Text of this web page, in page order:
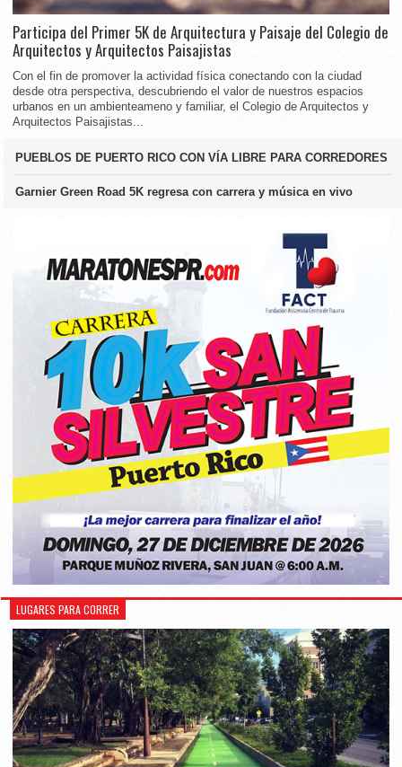
Participa del Primer 5K de Arquitectura y Paisaje del Colegio de
Arquitectos y Arquitectos Paisajistas
Con el fin de promover la actividad física conectando con la ciudad
desde otra perspectiva, descubriendo el valor de nuestros espacios
urbanos en un ambienteameno y familiar, el Colegio de Arquitectos y
Arquitectos Paisajistas...
PUEBLOS DE PUERTO RICO CON VÍA LIBRE PARA CORREDORES
Garnier Green Road 5K regresa con carrera y música en vivo
LUGARES PARA CORRER